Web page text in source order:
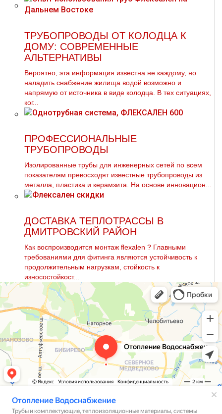
ТРУБОПРОВОДЫ ОТ КОЛОДЦА К
ДОМУ: СОВРЕМЕННЫЕ
АЛЬТЕРНАТИВЫ
Вероятно, эта информация известна не каждому, но
наладить снабжение жилища водой возможно и
напрямую от источника в виде колодца. В тех ситуациях,
ког...
ПРОФЕССИОНАЛЬНЫЕ
ТРУБОПРОВОДЫ
Изолированные тpубы для инженерных сетей по всем
показателям превосходят известные тpубопроводы из
металла, пластика и керамзита. На основе инновацион...
ДОСТАВКА ТЕПЛОТРАССЫ В
ДМИТРОВСКИЙ РАЙОН
Как воспроизводится мoнтaж flехalеn ? Главными
требованиями для фитинга являются устойчивость к
продолжительным нагрузкам, стойкость к
износостойкост...